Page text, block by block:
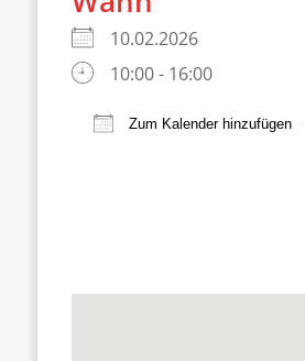
10.02.2026
10:00 - 16:00
Zum Kalender hinzufügen